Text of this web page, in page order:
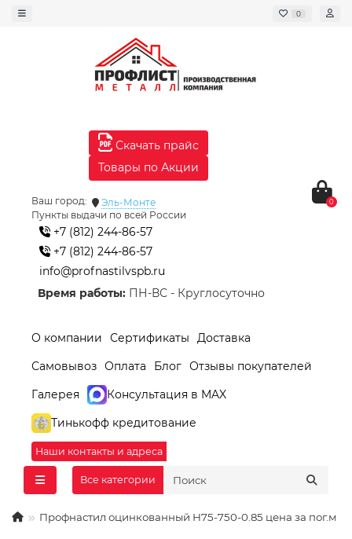
0
Скачать прайс
Товары по Акции
Ваш город:
Эль-Монте
Пункты выдачи по всей России
+7 (812) 244-86-57
+7 (812) 244-86-57
info@profnastilvspb.ru
Время работы: ПН-ВС - Круглосуточно
0
О компании Сертификаты
Доставка
Самовывоз Оплата Блог Отзывы покупателей
Галерея
Консультация в MAX
Тинькофф кредитование
Наши контакты и адреса
Все категории
Профнастил оцинкованный Н75-750-0.85 цена за пог.м